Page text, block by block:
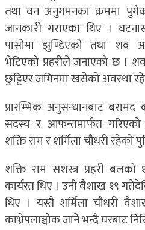
तथा वन अनुगमनका क्रममा
जानकारी गराएका थिए ।
पासोमा झुण्डिएको तथा शव
भेटिएको प्रहरीले जनाएको छ ।
छुट्टिएर जमिनमा खसेको अवस्था
प्रारम्भिक अनुसन्धानबाट
सदस्य र आफन्तमार्फत
शक्ति राम र शर्मिला चौधरी रहेको
शक्ति राम सशस्त्र प्रहरी
कार्यरत थिए । उनी वैशाख १९
थिए । यस्तै शर्मिला चौधरी
काभ्रेपलाञ्चोक जाने भन्दै घरबाट